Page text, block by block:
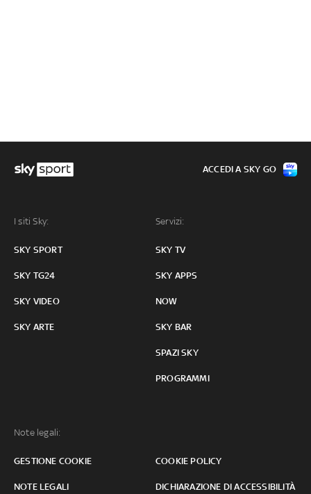
I siti Sky:
SKY SPORT
SKY TG24
SKY VIDEO
SKY ARTE
Servizi:
SKY TV
SKY APPS
NOW
SKY BAR
SPAZI SKY
PROGRAMMI
Note legali:
GESTIONE COOKIE COOKIE POLICY
NOTE LEGALI DICHIARAZIONE DI ACCESSIBILITÀ
ACCEDI A SKY GO